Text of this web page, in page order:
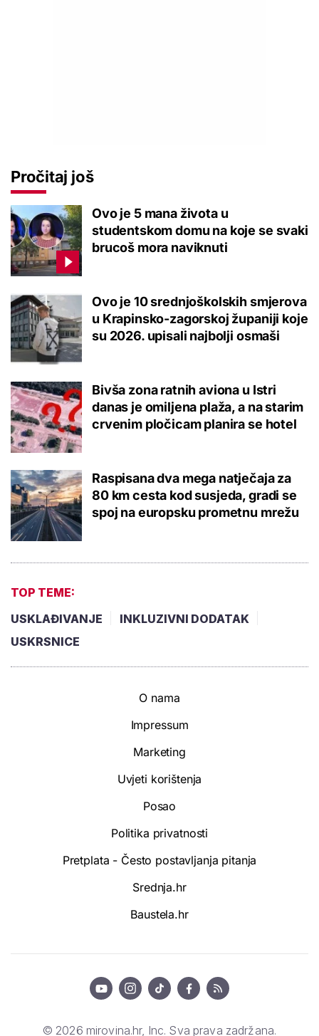
Pročitaj još
Ovo je 5 mana života u
studentskom domu na koje se svaki
brucoš mora naviknuti
Ovo je 10 srednjoškolskih smjerova
u Krapinsko-zagorskoj županiji koje
su 2026. upisali najbolji osmaši
Bivša zona ratnih aviona u Istri
danas je omiljena plaža, a na starim
crvenim pločicam planira se hotel
Raspisana dva mega natječaja za
80 km cesta kod susjeda, gradi se
spoj na europsku prometnu mrežu
TOP TEME:
USKLAĐIVANJE
INKLUZIVNI DODATAK
USKRSNICE
O nama
Impressum
Marketing
Uvjeti korištenja
Posao
Politika privatnosti
Pretplata - Često postavljanja pitanja
Srednja.hr
Baustela.hr
© 2026 mirovina.hr, Inc. Sva prava zadržana.